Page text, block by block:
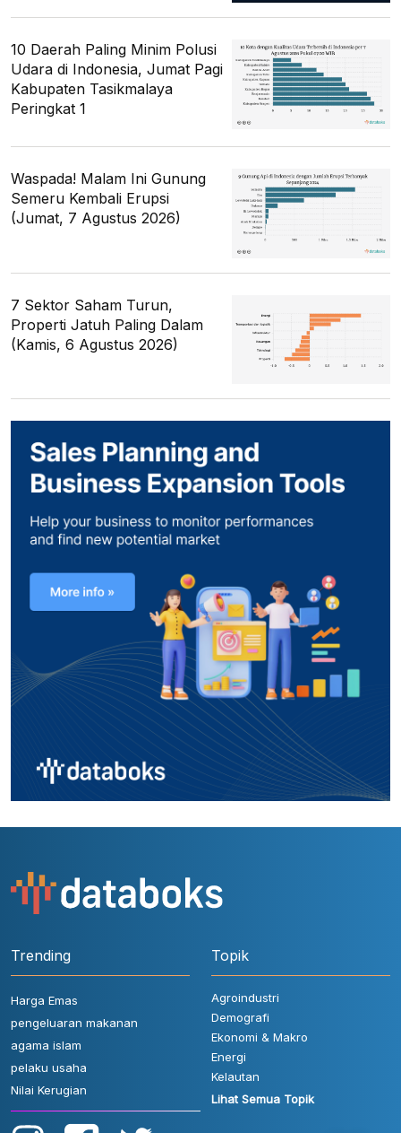
10 Daerah Paling Minim Polusi
Udara di Indonesia, Jumat Pagi
Kabupaten Tasikmalaya
Peringkat 1
Waspada! Malam Ini Gunung
Semeru Kembali Erupsi
(Jumat, 7 Agustus 2026)
7 Sektor Saham Turun,
Properti Jatuh Paling Dalam
(Kamis, 6 Agustus 2026)
Trending
Harga Emas
pengeluaran makanan
agama islam
pelaku usaha
Nilai Kerugian
Topik
Agroindustri
Demografi
Ekonomi & Makro
Energi
Kelautan
Lihat Semua Topik